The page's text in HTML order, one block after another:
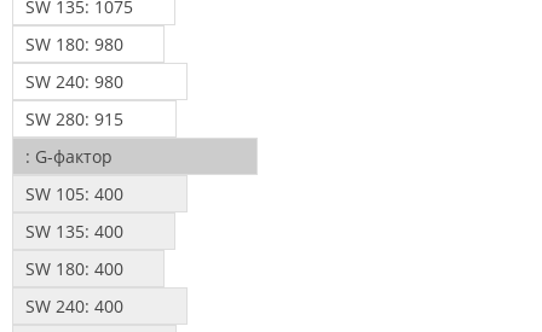
SW 135: 1075
SW 180: 980
SW 240: 980
SW 280: 915
: G-фактор
SW 105: 400
SW 135: 400
SW 180: 400
SW 240: 400